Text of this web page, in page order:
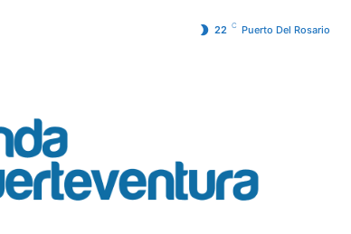
22 C Puerto Del Rosario